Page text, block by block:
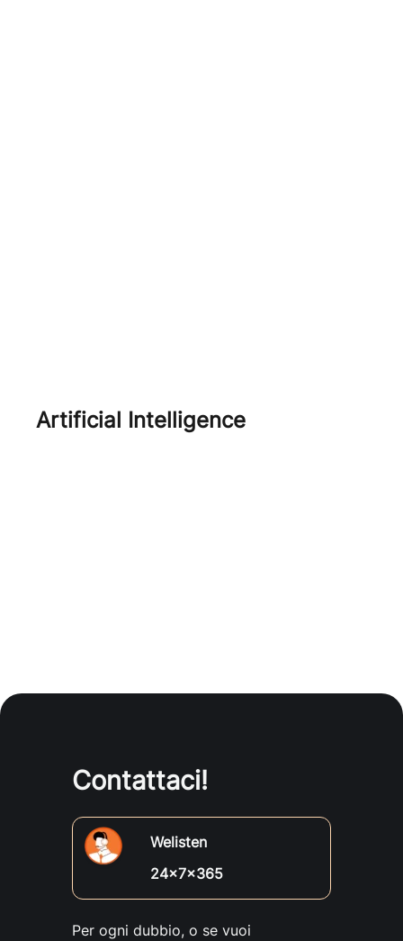
Artificial Intelligence
Contattaci!
Welisten
24x7x365
Per ogni dubbio, o se vuoi